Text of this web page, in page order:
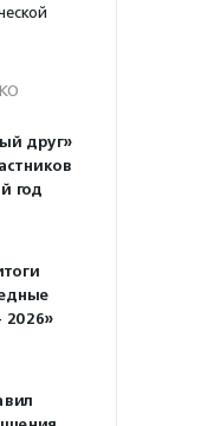
друг»
год
2026»